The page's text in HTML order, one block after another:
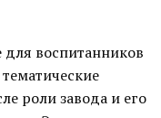
для воспитанников
роли завода и его